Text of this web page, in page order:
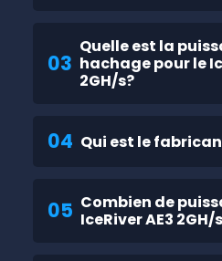
03
Quelle est la
hachage pour le
2GH/s?
04 Qui est le
05 Combien de
IceRiver AE3